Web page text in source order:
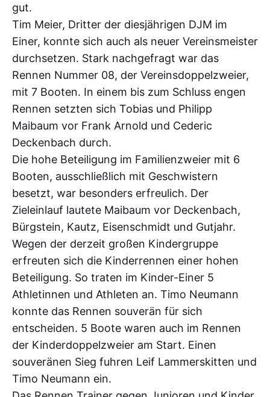
gut.
Tim Meier, Dritter der diesjährigen DJM im
Einer, konnte sich auch als neuer Vereinsmeister
durchsetzen. Stark nachgefragt war das
Rennen Nummer 08, der Vereinsdoppelzweier,
mit 7 Booten. In einem bis zum Schluss engen
Rennen setzten sich Tobias und Philipp
Maibaum vor Frank Arnold und Cederic
Deckenbach durch.
Die hohe Beteiligung im Familienzweier mit 6
Booten, ausschließlich mit Geschwistern
besetzt, war besonders erfreulich. Der
Zieleinlauf lautete Maibaum vor Deckenbach,
Bürgstein, Kautz, Eisenschmidt und Gutjahr.
Wegen der derzeit großen Kindergruppe
erfreuten sich die Kinderrennen einer hohen
Beteiligung. So traten im Kinder-Einer 5
Athletinnen und Athleten an. Timo Neumann
konnte das Rennen souverän für sich
entscheiden. 5 Boote waren auch im Rennen
der Kinderdoppelzweier am Start. Einen
souveränen Sieg fuhren Leif Lammerskitten und
Timo Neumann ein.